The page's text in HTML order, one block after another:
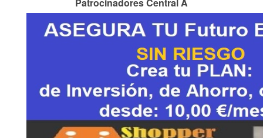
Patrocinadores Central A